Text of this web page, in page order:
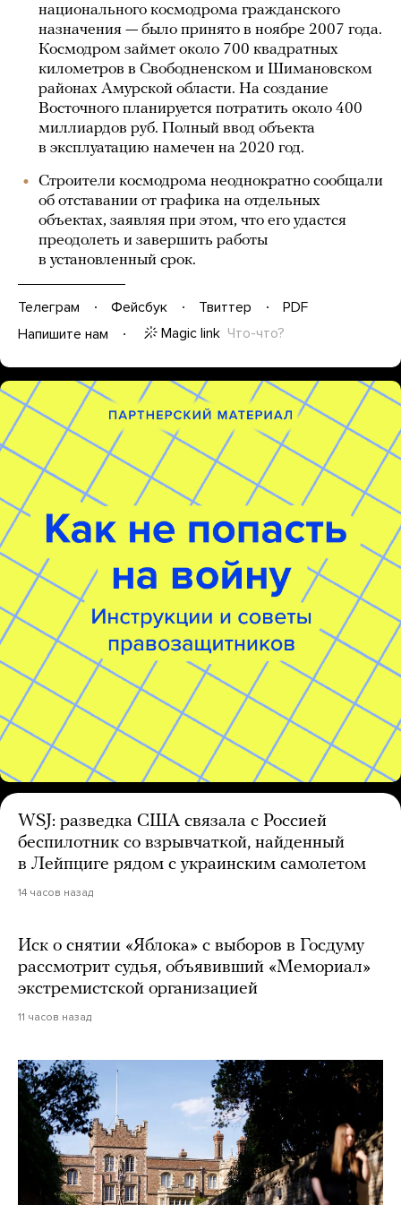
национального космодрома гражданского
назначения — было принято в ноябре 2007 года.
Космодром займет около 700 квадратных
километров в Свободненском и Шимановском
районах Амурской области. На создание
Восточного планируется потратить около 400
миллиардов руб. Полный ввод объекта
в эксплуатацию намечен на 2020 год.
Строители космодрома неоднократно сообщали
об отставании от графика на отдельных
объектах, заявляя при этом, что его удастся
преодолеть и завершить работы
в установленный срок.
Телеграм Фейсбук Твиттер
PDF
Напишите нам
Magic link Что-что?
WSJ: разведка США связала с Россией
беспилотник со взрывчаткой, найденный
в Лейпциге рядом с украинским самолетом
14 часов назад
Иск о снятии «Яблока» с выборов в Госдуму
рассмотрит судья, объявивший «Мемориал»
экстремистской организацией
11 часов назад